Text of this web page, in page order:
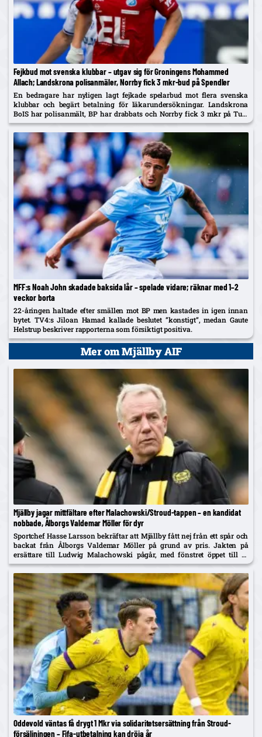
Fejkbud mot svenska klubbar – utgav sig för Groningens Mohammed
Allach; Landskrona polisanmäler, Norrby fick 3 mkr-bud på Spendler
En bedragare har nyligen lagt fejkade spelarbud mot flera svenska
klubbar och begärt betalning för läkarundersökningar. Landskrona
BoIS har polisanmält, BP har drabbats och Norrby fick 3 mkr på Ture
Spendler innan bluffen avslöjades.
MFF:s Noah John skadade baksida lår – spelade vidare; räknar med 1–2
veckor borta
22-åringen haltade efter smällen mot BP men kastades in igen innan
bytet. TV4:s Jiloan Hamad kallade beslutet ”konstigt”, medan Gaute
Helstrup beskriver rapporterna som försiktigt positiva.
Mer om Mjällby AIF
Mjällby jagar mittfältare efter Malachowski/Stroud-tappen – en kandidat
nobbade, Ålborgs Valdemar Möller för dyr
Sportchef Hasse Larsson bekräftar att Mjällby fått nej från ett spår och
backat från Ålborgs Valdemar Möller på grund av pris. Jakten på
ersättare till Ludwig Malachowski pågår, med fönstret öppet till 31
augusti.
Oddevold väntas få drygt 1 Mkr via solidaritetsersättning från Stroud-
försäljningen – Fifa-utbetalning kan dröja år